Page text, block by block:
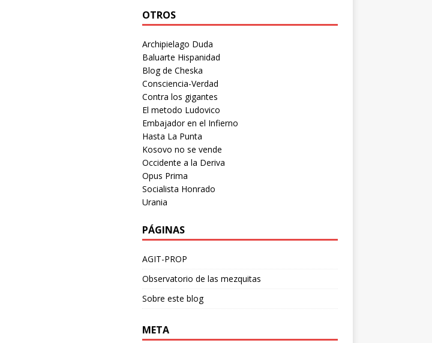
OTROS
Archipielago Duda
Baluarte Hispanidad
Blog de Cheska
Consciencia-Verdad
Contra los gigantes
El metodo Ludovico
Embajador en el Infierno
Hasta La Punta
Kosovo no se vende
Occidente a la Deriva
Opus Prima
Socialista Honrado
Urania
PÁGINAS
AGIT-PROP
Observatorio de las mezquitas
Sobre este blog
META